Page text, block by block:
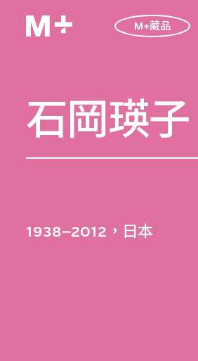
M+藏品
石岡瑛子
1938–2012，日本